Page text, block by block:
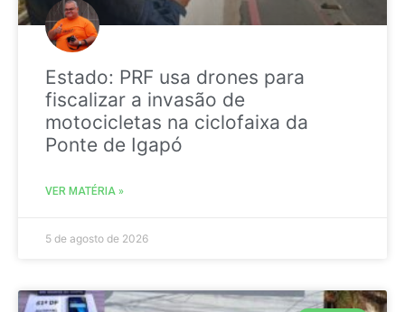
Estado: PRF usa drones para
fiscalizar a invasão de
motocicletas na ciclofaixa da
Ponte de Igapó
VER MATÉRIA »
5 de agosto de 2026